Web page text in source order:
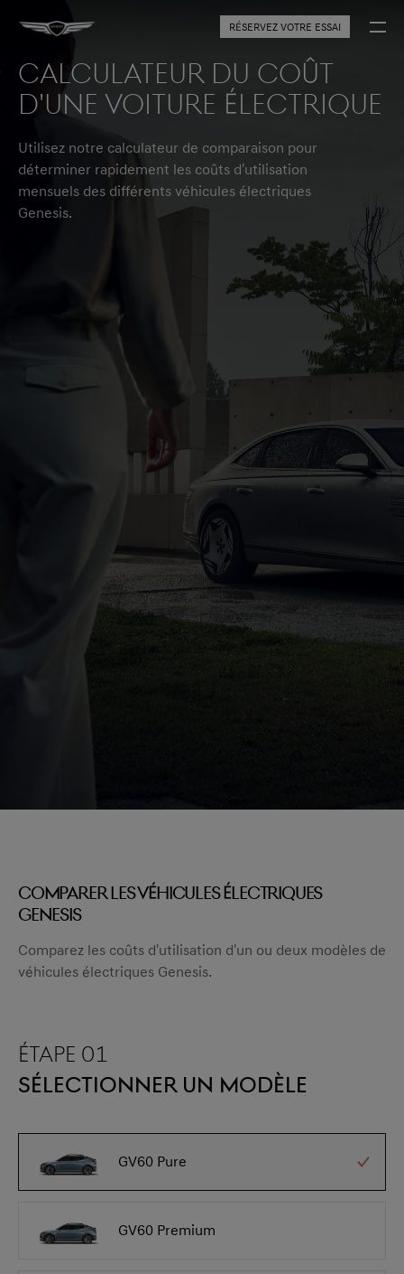
RÉSERVEZ VOTRE ESSAI
Calculateur du coût
d'une voiture électrique
Utilisez notre calculateur de comparaison pour
déterminer rapidement les coûts d'utilisation
mensuels des différents véhicules électriques
Genesis.
COMPARER LES VÉHICULES ÉLECTRIQUES
GENESIS
Comparez les coûts d'utilisation d'un ou deux modèles de
véhicules électriques Genesis.
étape 01
sélectionner un modèle
GV60 Pure
GV60 Premium